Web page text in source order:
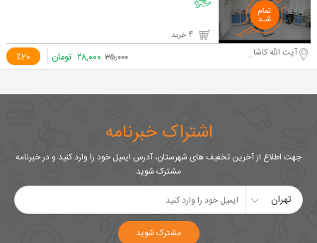
٪20 آیت الله کاشانی ۳۵,۰۰۰ ۲۸,۰۰۰ تومان
اشتراک خبرنامه
جهت اطلاع از آخرین تخفیف های شهرستان، آدرس ایمیل خود را وارد کنید و در خبرنامه
مشترک شوید
تهران
مشترک شوید